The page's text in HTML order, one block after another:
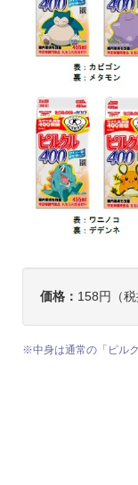
価格： 158円（
※中身は通常の「ピル